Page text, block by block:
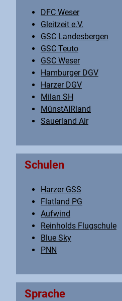
DFC Weser
Gleitzeit e.V.
GSC Landesbergen
GSC Teuto
GSC Weser
Hamburger DGV
Harzer DGV
Milan SH
MünstAIRland
Sauerland Air
Schulen
Harzer GSS
Flatland PG
Aufwind
Reinholds Flugschule
Blue Sky
PNN
Sprache